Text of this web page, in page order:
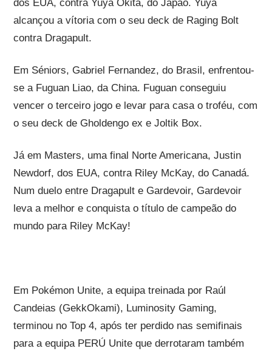
dos EUA, contra Yuya Okita, do Japão. Yuya
alcançou a vítoria com o seu deck de Raging Bolt
contra Dragapult.
Em Séniors, Gabriel Fernandez, do Brasil, enfrentou-
se a Fuguan Liao, da China. Fuguan conseguiu
vencer o terceiro jogo e levar para casa o troféu, com
o seu deck de Gholdengo ex e Joltik Box.
Já em Masters, uma final Norte Americana, Justin
Newdorf, dos EUA, contra Riley McKay, do Canadá.
Num duelo entre Dragapult e Gardevoir, Gardevoir
leva a melhor e conquista o título de campeão do
mundo para Riley McKay!
Em Pokémon Unite, a equipa treinada por Raúl
Candeias (GekkOkami), Luminosity Gaming,
terminou no Top 4, após ter perdido nas semifinais
para a equipa PERÚ Unite que derrotaram também